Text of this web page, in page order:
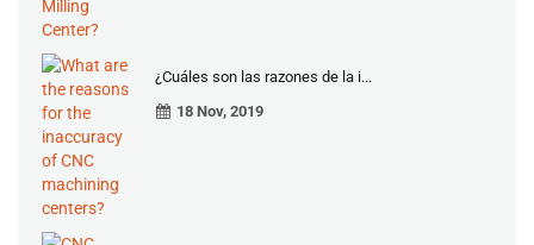
¿Cuáles son las razones de la i...
18 Nov, 2019